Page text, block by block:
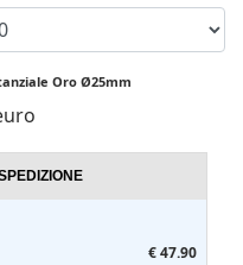
Oro Ø25mm
€ 47.90